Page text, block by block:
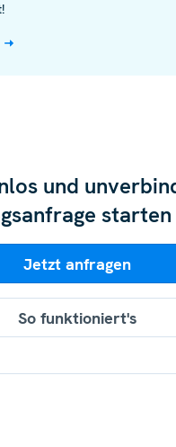
und
starten
Jetzt anfragen
So funktioniert's